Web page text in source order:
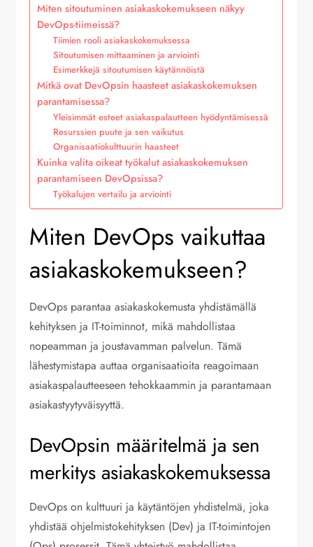
Miten sitoutuminen asiakaskokemukseen näkyy
DevOps-tiimeissä?
Tiimien rooli asiakaskokemuksessa
Sitoutumisen mittaaminen ja arviointi
Esimerkkejä sitoutumisen käytännöistä
Mitkä ovat DevOpsin haasteet asiakaskokemuksen
parantamisessa?
Yleisimmät esteet asiakaspalautteen hyödyntämisessä
Resurssien puute ja sen vaikutus
Organisaatiokulttuurin haasteet
Kuinka valita oikeat työkalut asiakaskokemuksen
parantamiseen DevOpsissa?
Työkalujen vertailu ja arviointi
Miten DevOps vaikuttaa
asiakaskokemukseen?
DevOps parantaa asiakaskokemusta yhdistämällä
kehityksen ja IT-toiminnot, mikä mahdollistaa
nopeamman ja joustavamman palvelun. Tämä
lähestymistapa auttaa organisaatioita reagoimaan
asiakaspalautteeseen tehokkaammin ja parantamaan
asiakastyytyväisyyttä.
DevOpsin määritelmä ja sen
merkitys asiakaskokemuksessa
DevOps on kulttuuri ja käytäntöjen yhdistelmä, joka
yhdistää ohjelmistokehityksen (Dev) ja IT-toimintojen